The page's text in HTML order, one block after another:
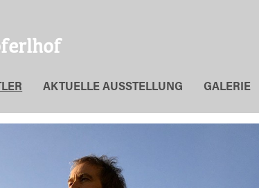
AKTUELLE AUSSTELLUNG GALERIE